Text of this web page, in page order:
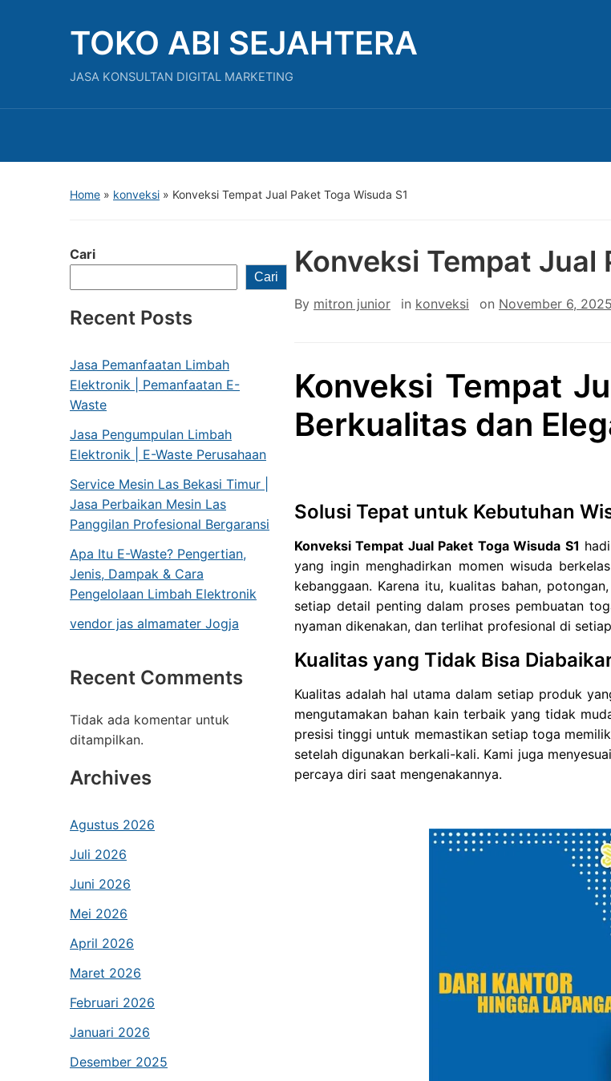
TOKO ABI SEJAHTERA
JASA KONSULTAN DIGITAL MARKETING
Home » konveksi » Konveksi Tempat Jual Paket Toga Wisuda S1
Cari
Cari
Recent Posts
Jasa Pemanfaatan Limbah
Elektronik | Pemanfaatan E-
Waste
Jasa Pengumpulan Limbah
Elektronik | E-Waste Perusahaan
Service Mesin Las Bekasi Timur |
Jasa Perbaikan Mesin Las
Panggilan Profesional Bergaransi
Apa Itu E-Waste? Pengertian,
Jenis, Dampak & Cara
Pengelolaan Limbah Elektronik
vendor jas almamater Jogja
Recent Comments
Tidak ada komentar untuk
ditampilkan.
Archives
Agustus 2026
Juli 2026
Juni 2026
Mei 2026
April 2026
Maret 2026
Februari 2026
Januari 2026
Desember 2025
Konveksi Tempat Jual
By mitron junior in konveksi on November 6, 2025
Konveksi Tempat
Berkualitas dan
Solusi Tepat untuk Kebutuhan
Konveksi Tempat Jual Paket Toga Wisuda S1
yang ingin menghadirkan momen wisuda
kebanggaan. Karena itu, kualitas bahan,
setiap detail penting dalam proses pembuatan
nyaman dikenakan, dan terlihat profesional di
Kualitas yang Tidak Bisa
Kualitas adalah hal utama dalam setiap produk
mengutamakan bahan kain terbaik yang tidak
presisi tinggi untuk memastikan setiap toga
setelah digunakan berkali-kali. Kami juga
percaya diri saat mengenakannya.